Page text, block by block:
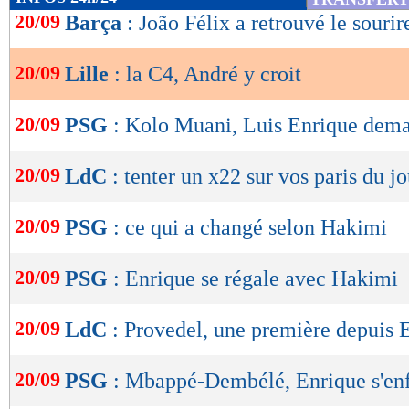
de
OK
20/09 Barça : João Félix a retrouvé le
20/09 Lille : la C4, André y croit
20/09 PSG : Kolo Muani, Luis Enrique
20/09 LdC : tenter un x22 sur vos paris du
20/09 PSG : ce qui a changé selon Hakimi
20/09 PSG : Enrique se régale avec Hakimi
20/09 LdC : Provedel, une première depuis
20/09 PSG : Mbappé-Dembélé, Enrique